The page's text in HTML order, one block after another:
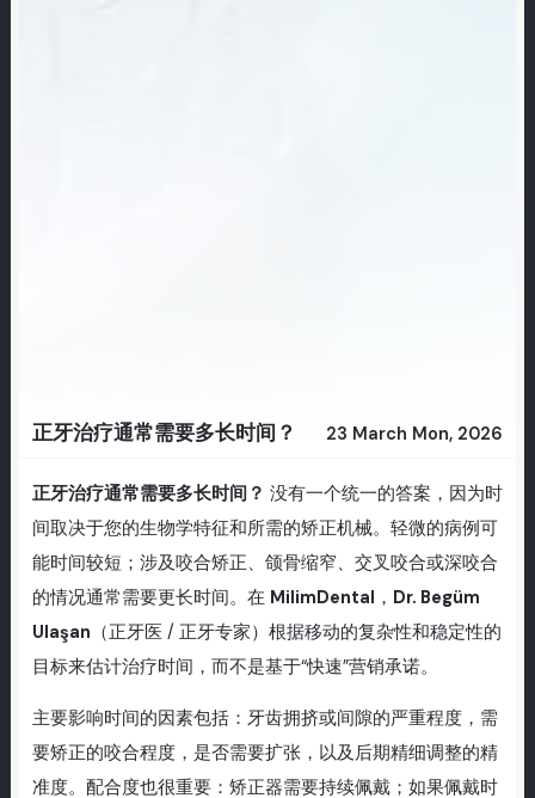
正牙治疗通常需要多长时间？ 23 March Mon, 2026
正牙治疗通常需要多长时间？ 没有一个统一的答案，因为时
间取决于您的生物学特征和所需的矫正机械。轻微的病例可
能时间较短；涉及咬合矫正、颌骨缩窄、交叉咬合或深咬合
的情况通常需要更长时间。在 MilimDental ， Dr. Begüm
Ulaşan （正牙医 / 正牙专家）根据移动的复杂性和稳定性的
目标来估计治疗时间，而不是基于“快速”营销承诺。
主要影响时间的因素包括：牙齿拥挤或间隙的严重程度，需
要矫正的咬合程度，是否需要扩张，以及后期精细调整的精
准度。配合度也很重要：矫正器需要持续佩戴；如果佩戴时